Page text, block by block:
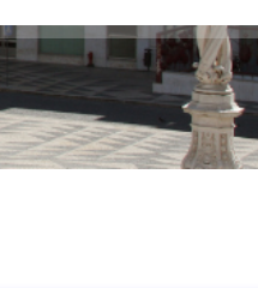
USO/ INDEMNIZAÇÃO